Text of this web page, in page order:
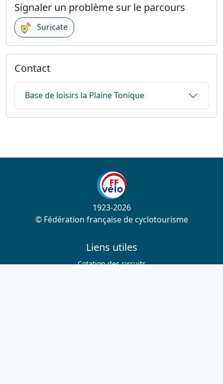
Signaler un problème sur le parcours
Suricate
Contact
Base de loisirs la Plaine Tonique
1923-2026
© Fédération française de cyclotourisme
Liens utiles
Cotation des circuits